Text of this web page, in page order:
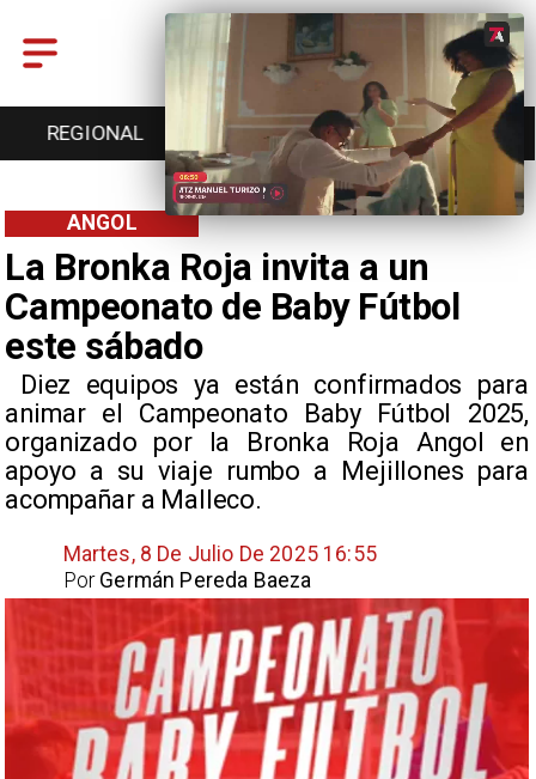
REGIONAL ENTRETENCIÓN DEPORTES
La Bronka Roja invita a un
Campeonato de Baby Fútbol
este sábado
​ Diez equipos ya están confirmados para
animar el Campeonato Baby Fútbol 2025,
organizado por la Bronka Roja Angol en
apoyo a su viaje rumbo a Mejillones para
acompañar a Malleco.
ANGOL
Martes, 8 De Julio De 2025 16:55
Germán Pereda Baeza
Por